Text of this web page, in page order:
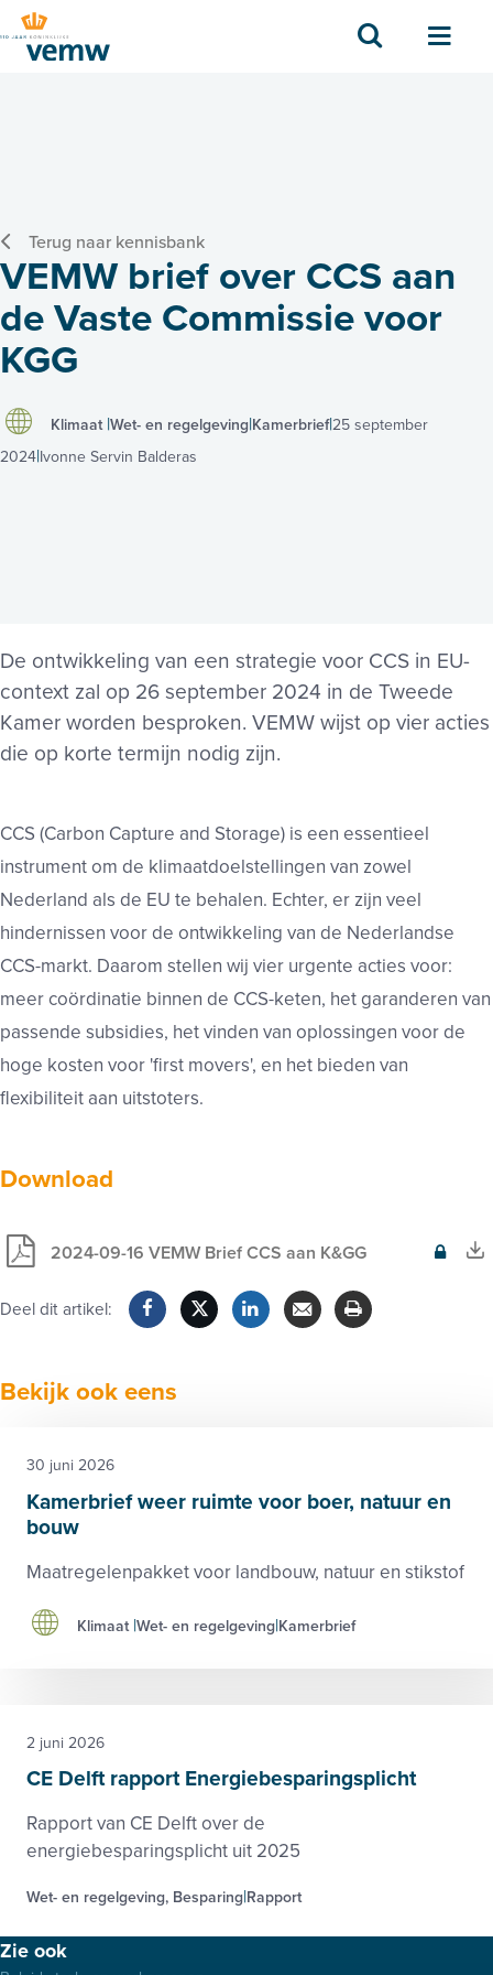
Zoek
Terug naar kennisbank
VEMW brief over CCS aan
de Vaste Commissie voor
KGG
Klimaat Wet- en regelgeving Kamerbrief 25 september
2024 Ivonne Servin Balderas
De ontwikkeling van een strategie voor CCS in EU-
context zal op 26 september 2024 in de Tweede
Kamer worden besproken. VEMW wijst op vier acties
die op korte termijn nodig zijn.
CCS (Carbon Capture and Storage) is een essentieel
instrument om de klimaatdoelstellingen van zowel
Nederland als de EU te behalen. Echter, er zijn veel
hindernissen voor de ontwikkeling van de Nederlandse
CCS-markt. Daarom stellen wij vier urgente acties voor:
meer coördinatie binnen de CCS-keten, het garanderen van
passende subsidies, het vinden van oplossingen voor de
hoge kosten voor 'first movers', en het bieden van
flexibiliteit aan uitstoters.
Download
2024-09-16 VEMW Brief CCS aan K&GG
Exclusief
leden
Deel dit artikel:
Bekijk ook eens
Kamerbrief weer ruimte voor boer, natuur en
bouw
Maatregelenpakket voor landbouw, natuur en stikstof
30 juni 2026
Klimaat Wet- en regelgeving Kamerbrief
CE Delft rapport Energiebesparingsplicht
Rapport van CE Delft over de
energiebesparingsplicht uit 2025
2 juni 2026
Wet- en regelgeving, Besparing Rapport
Footer
Zie ook